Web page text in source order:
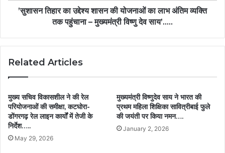
’सुशासन तिहार का उद्देश्य शासन की योजनाओं का लाभ अंतिम व्यक्ति
तक पहुंचाना – मुख्यमंत्री विष्णु देव साय’…..
Related Articles
मुख्य सचिव विकासशील ने की रेल
परियोजनाओं की समीक्षा, कटघोरा-
डोंगरगढ़ रेल लाइन कार्यों में तेजी के
निर्देश…..
May 29, 2026
मुख्यमंत्री विष्णुदेव साय ने भारत की
प्रथम महिला शिक्षिका सावित्रीबाई फुले
की जयंती पर किया नमन….
January 2, 2026